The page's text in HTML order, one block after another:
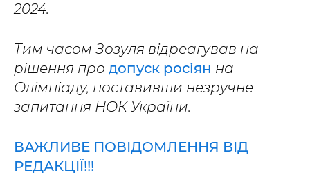
2024.
Тим часом Зозуля відреагував на
рішення про допуск росіян на
Олімпіаду, поставивши незручне
запитання НОК України.
ВАЖЛИВЕ ПОВІДОМЛЕННЯ ВІД
РЕДАКЦІЇ!!!